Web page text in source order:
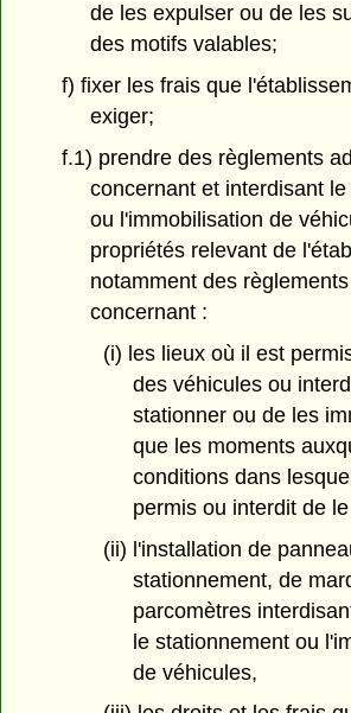
de les expulser ou de les
des motifs valables;
f) fixer les frais que
exiger;
f.1) prendre des règlements
concernant et interdisant
ou l'immobilisation de
propriétés relevant de
notamment des
concernant :
(i) les lieux où il est
des véhicules ou
stationner ou de les
que les moments
conditions dans
permis ou interdit de
(ii) l'installation de
stationnement, de
parcomètres
le stationnement ou
de véhicules,